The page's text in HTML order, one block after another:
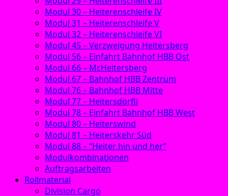
Modul 30 – Heiterenschleife IV
Modul 31 – Heiterenschleife V
Modul 32 – Heiterenschleife VI
Modul 45 – Verzweigung Heitersberg
Modul 56 – Einfahrt Bahnhof HBB Ost
Modul 66 – McHeitersberg
Modul 67 – Bahnhof HBB Zentrum
Modul 76 – Bahnhof HBB Mitte
Modul 77 – Heitersdörfli
Modul 78 – Einfahrt Bahnhof HBB West
Modul 80 – Heiterswind
Modul 81 – Heiterskehr Süd
Modul 88 – “Heiter hin und her”
Modulkombinationen
Auftragsarbeiten
Rollmaterial
Division Cargo